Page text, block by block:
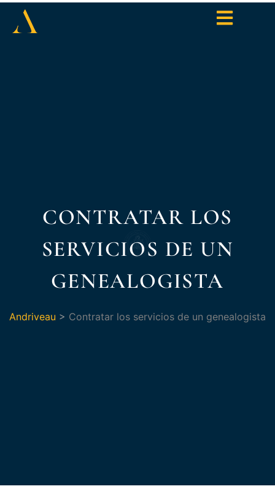
CONTRATAR LOS
SERVICIOS DE UN
GENEALOGISTA
Andriveau > Contratar los servicios de un genealogista